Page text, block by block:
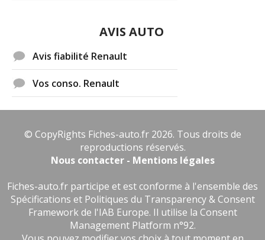
AVIS AUTO
Avis fiabilité Renault
Vos conso. Renault
© CopyRights Fiches-auto.fr 2026. Tous droits de
reproductions réservés.
Nous contacter - Mentions légales
Fiches-auto.fr participe et est conforme à l'ensemble des
Spécifications et Politiques du Transparency & Consent
Framework de l'IAB Europe. Il utilise la Consent
Management Platform n°92.